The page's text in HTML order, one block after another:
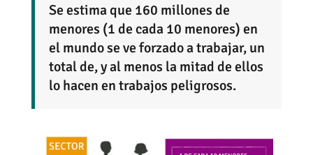
Se estima que 160 millones de
menores (1 de cada 10 menores) en
el mundo se ve forzado a trabajar, un
total de, y al menos la mitad de ellos
lo hacen en trabajos peligrosos.